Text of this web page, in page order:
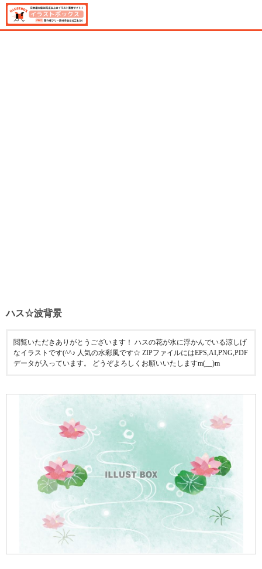
ハス☆波背景
閲覧いただきありがとうございます！ ハスの花が水に浮かんでいる涼しげ
なイラストです(^^♪ 人気の水彩風です☆ ZIPファイルにはEPS,AI,PNG,PDF
データが入っています。 どうぞよろしくお願いいたしますm(__)m